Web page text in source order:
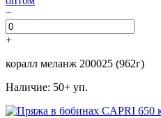
−
+
коралл меланж 200025 (962г)
Наличие: 50+ уп.